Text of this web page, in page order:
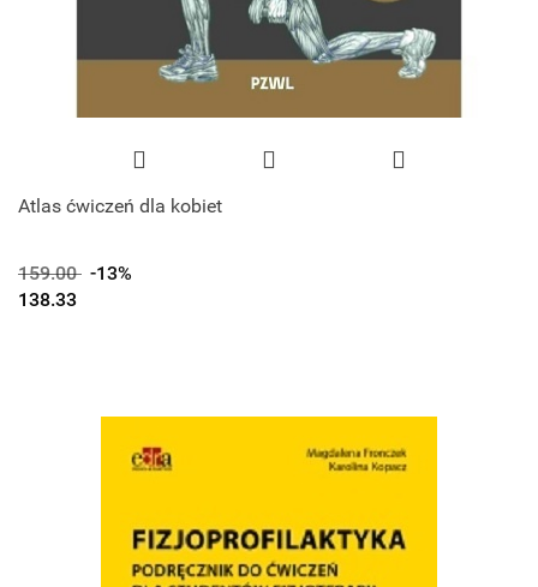
Atlas ćwiczeń dla kobiet
159.00 -13%
138.33